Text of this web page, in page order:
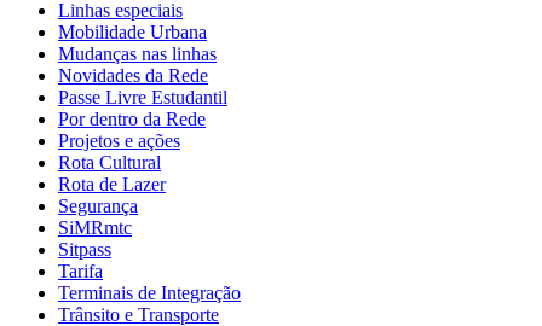
Linhas especiais
Mobilidade Urbana
Mudanças nas linhas
Novidades da Rede
Passe Livre Estudantil
Por dentro da Rede
Projetos e ações
Rota Cultural
Rota de Lazer
Segurança
SiMRmtc
Sitpass
Tarifa
Terminais de Integração
Trânsito e Transporte